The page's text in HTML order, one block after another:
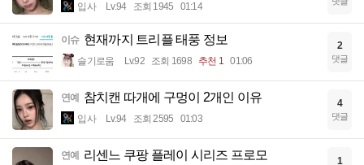
입사 Lv.94 조회 1945 01:14
이슈 현재까지 트리플 태풍 정보
슬기로움 Lv.92 조회 1698 추천 1 01:06
2
댓글
연예 참치캔 따개에 구멍이 2개인 이유
입사 Lv.94 조회 2595 01:03
4
댓글
연예 리센느 쿠팡 플레이 시리즈 프로모 1